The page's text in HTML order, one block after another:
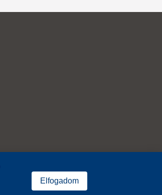
Elfogadom